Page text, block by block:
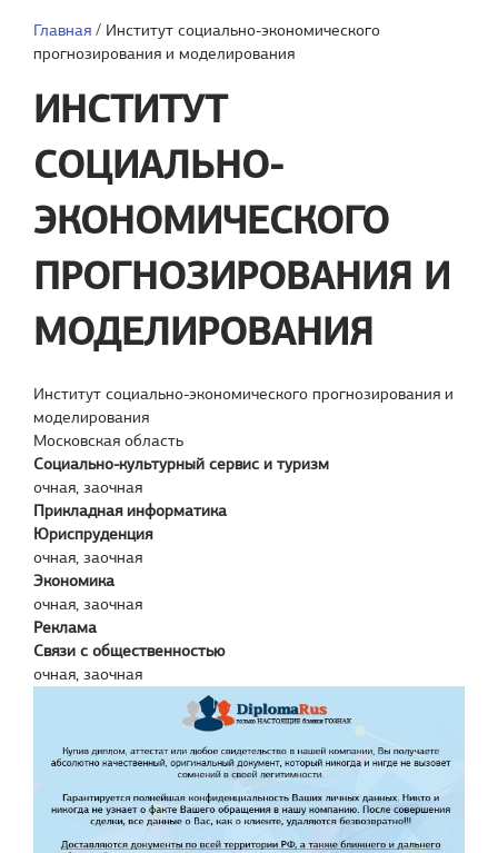
Главная / Институт социально-экономического
прогнозирования и моделирования
ИНСТИТУТ
СОЦИАЛЬНО-
ЭКОНОМИЧЕСКОГО
ПРОГНОЗИРОВАНИЯ И
МОДЕЛИРОВАНИЯ
Институт социально-экономического прогнозирования и
моделирования
Московская область
Социально-культурный сервис и туризм
очная, заочная
Прикладная информатика
Юриспруденция
очная, заочная
Экономика
очная, заочная
Реклама
Связи с общественностью
очная, заочная